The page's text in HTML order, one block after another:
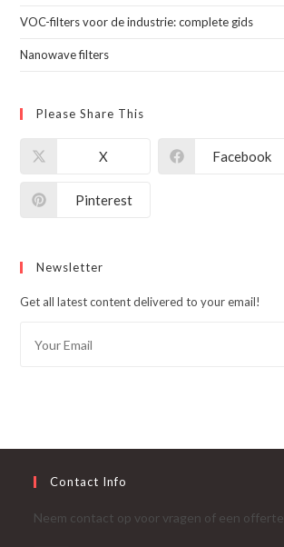
VOC-filters voor de industrie: complete gids
Nanowave filters
Please Share This
X Facebook
Pinterest
Newsletter
Get all latest content delivered to your email!
Contact Info
Neem contact op voor vragen of een offerte